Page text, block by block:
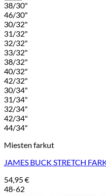
38/30"
46/30"
30/32"
31/32"
32/32"
33/32"
38/32"
40/32"
42/32"
30/34"
31/34"
32/34"
42/34"
44/34"
Miesten farkut
JAMES BUCK STRETCH
54,95€
48-62